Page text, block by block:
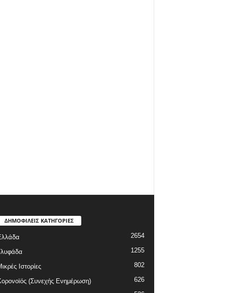
ΔΗΜΟΦΙΛΕΙΣ ΚΑΤΗΓΟΡΙΕΣ
2654
1255
Ιστορίες 802
(Συνεχής Ενημέρωση) 626